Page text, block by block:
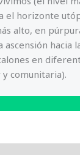
el horizonte
alto, en
ascensión hacia
en
comunitaria).